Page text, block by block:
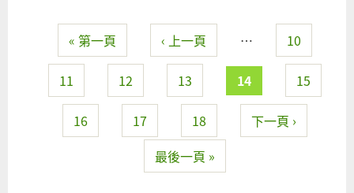
頁面« 第一頁 ‹ 上一頁 … 10
11 12 13 14 15
16 17 18
下一頁 ›
最後一頁 »